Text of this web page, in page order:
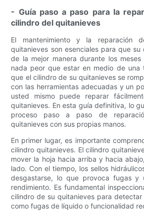
- Guía paso a paso para la
cilindro del quitanieves
El mantenimiento y la reparación
quitanieves son esenciales para que su
de la mejor manera durante los
nada peor que estar en medio de una
que el cilindro de su quitanieves se
con las herramientas adecuadas y un
usted mismo puede reparar
quitanieves. En esta guía definitiva, lo
proceso paso a paso de
quitanieves con sus propias manos.
En primer lugar, es importante
cilindro quitanieves. El cilindro
mover la hoja hacia arriba y hacia
lado. Con el tiempo, los sellos
desgastarse, lo que provoca fugas y
rendimiento. Es fundamental
cilindro de su quitanieves para
como fugas de líquido o funcionalidad